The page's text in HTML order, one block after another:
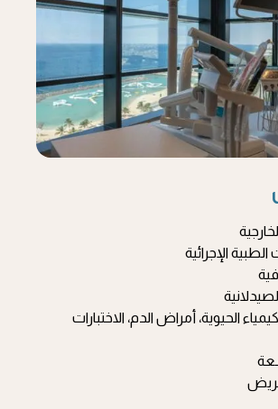
الإجرائية
الحيوية، أمراض الدم، الاختبارات